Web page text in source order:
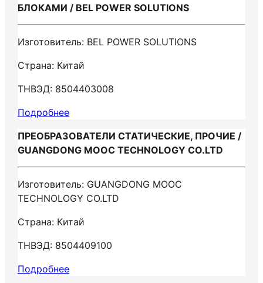
БЛОКАМИ / BEL POWER SOLUTIONS
Изготовитель: BEL POWER SOLUTIONS
Страна: Китай
ТНВЭД: 8504403008
Подробнее
ПРЕОБРАЗОВАТЕЛИ СТАТИЧЕСКИЕ, ПРОЧИЕ /
GUANGDONG MOOC TECHNOLOGY CO.LTD
Изготовитель: GUANGDONG MOOC
TECHNOLOGY CO.LTD
Страна: Китай
ТНВЭД: 8504409100
Подробнее